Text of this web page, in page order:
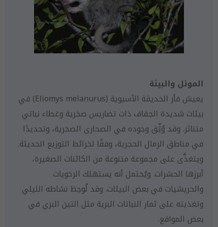
الموئل والبيئة
يعيش فأر الحديقة الآسيوية (Eliomys melanurus) في
بيئات شديدة الجفاف ذات تضاريس صخرية وغطاء نباتي
متناثر. وقد وُثِّق وجوده في الصحارى الصخرية، وتحديدًا
في مناطق الرمال الحجرية، وفقًا لخرائط التوزيع الحديثة.
ويتغذَّى على مجموعة متنوعة من الكائنات الصغيرة،
أبرزها الحشرات. ويُحتمل أنه يستهلك الرخويات
والحريشيات في بعض البيئات. وقد لُوحِظ نشاطه الليلي
وتغذيته على ثمار النباتات البرية مثل التين البري في
بعض المواقع.